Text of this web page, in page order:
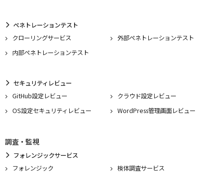
ペネトレーションテスト
クローリングサービス
外部ペネトレーションテスト
内部ペネトレーションテスト
セキュリティレビュー
GitHub設定レビュー
クラウド設定レビュー
OS設定セキュリティレビュー
WordPress管理画面レビュー
調査・監視
フォレンジックサービス
フォレンジック
検体調査サービス